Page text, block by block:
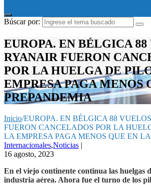
Búscar por:
EUROPA. EN BÉLGICA 88
RYANAIR FUERON
POR LA HUELGA DE
EMPRESA PAGA MENOS
PREPANDEMIA
Inicio/EUROPA. EN BÉLGICA 88
FUERON CANCELADOS POR LA
LA EMPRESA PAGA MENOS QUE EN
Internacionales,Noticias |
16 agosto, 2023
En el viejo continente continua las huelgas
industria aérea. Ahora fue el turno de los